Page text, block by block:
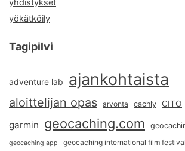
yhdistykset
yökätköily
Tagipilvi
adventure lab ajankohtaista
aloittelijan opas arvonta cachly CITO
garmin geocaching.com
geocaching app geocaching international film festival